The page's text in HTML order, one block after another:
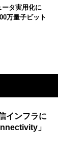
ータ実用化に
万量子ビット
インフラに
」